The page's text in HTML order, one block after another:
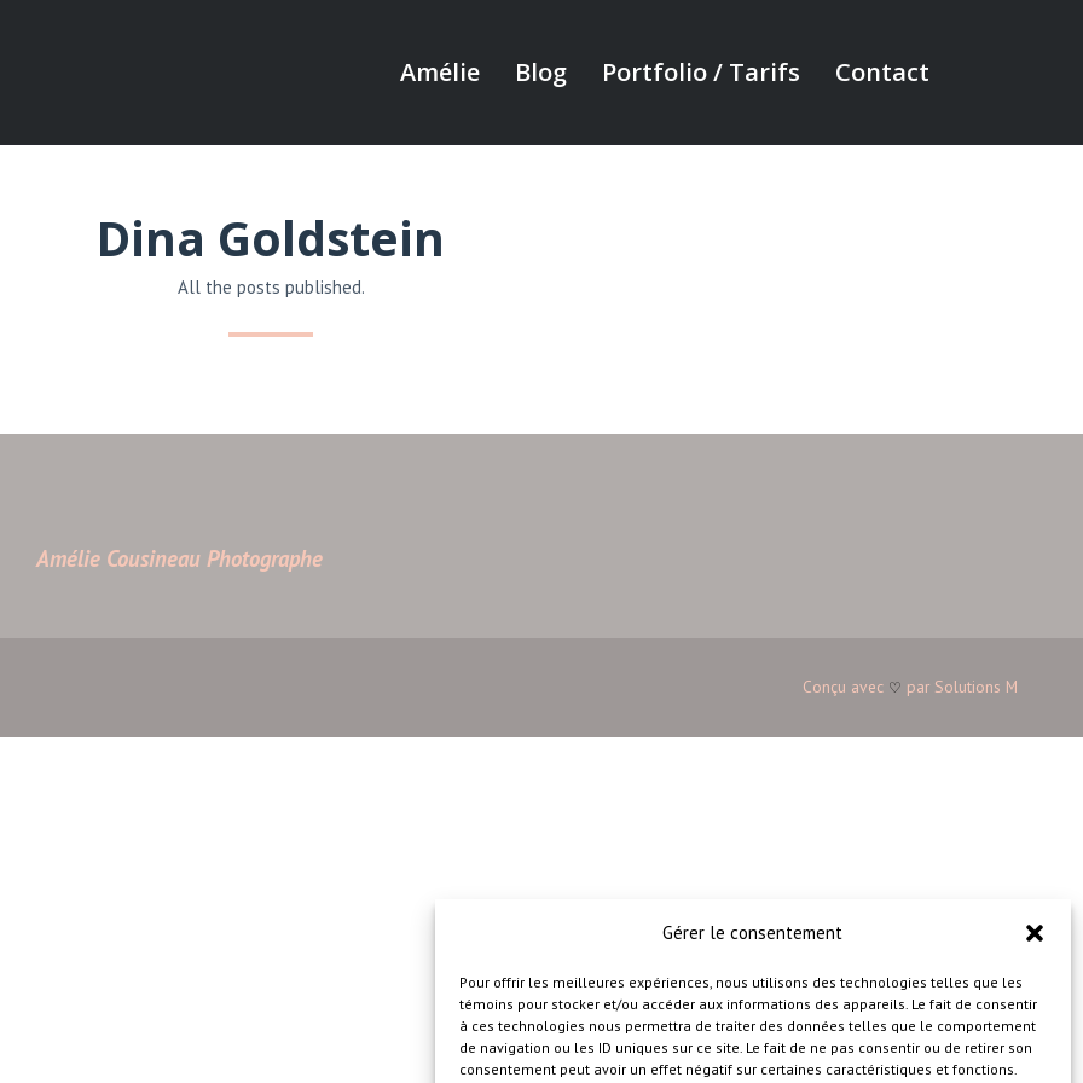
Gérer le consentement
Pour offrir les meilleures expériences, nous utilisons des technologies telles que les
témoins pour stocker et/ou accéder aux informations des appareils. Le fait de consentir
à ces technologies nous permettra de traiter des données telles que le comportement
de navigation ou les ID uniques sur ce site. Le fait de ne pas consentir ou de retirer son
consentement peut avoir un effet négatif sur certaines caractéristiques et fonctions.
Amélie Blog Portfolio / Tarifs Contact
Dina Goldstein
All the posts published.
Amélie Cousineau Photographe
Conçu avec ♡ par Solutions M